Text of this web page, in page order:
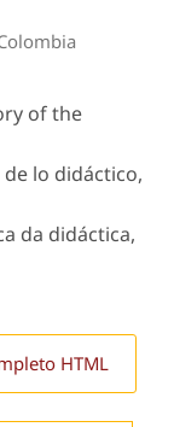
of the
lo didáctico,
da didáctica,
HTML